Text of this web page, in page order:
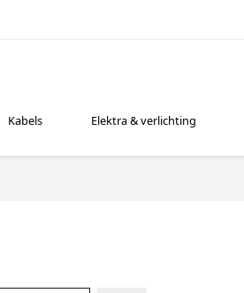
Kabels Elektra & verlichting